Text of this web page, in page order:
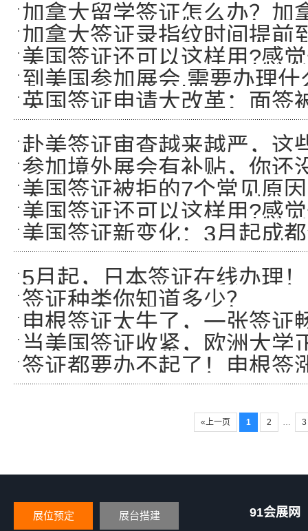
加拿大留学签证怎么办？加
加拿大签证录指纹时间提前
美国签证还可以这样用?感
到美国参加展会,需要办理
英国签证申请大改革：面签
赴美签证审查越来越严，这
参加境外展会有补贴，你还
美国签证被拒的7个常见原因
美国签证还可以这样用?感
美国签证新变化：3月起成
5月起，日本签证在线办理！
签证种类你知道多少？
申根签证太牛了，一张签证
当美国签证收紧，欧洲大学
——
签证都要办不起了！申根签
«上一页 1 2 … 3
展位预定 展台搭建 91会展网